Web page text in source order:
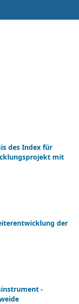
des Index für
mit
der
-